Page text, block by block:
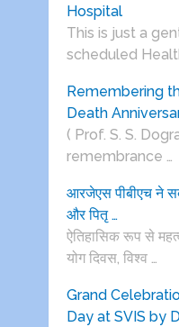
Hospital
This is just a
scheduled
Remembering
Death
( Prof. S. S.
remembrance …
आरजेएस पीबीएच ने
और पितृ …
ऐतिहासिक रूप से
योग दिवस, विश्व …
Grand
Day at SVIS by